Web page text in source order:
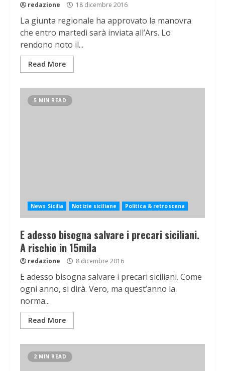
redazione 18 dicembre 2016
La giunta regionale ha approvato la manovra
che entro martedì sarà inviata all’Ars. Lo
rendono noto il...
Read More
5 MIN READ
News Sicilia Notizie siciliane Politica & retroscena
E adesso bisogna salvare i precari siciliani.
A rischio in 15mila
redazione 8 dicembre 2016
E adesso bisogna salvare i precari siciliani. Come
ogni anno, si dirà. Vero, ma quest’anno la
norma...
Read More
2 MIN READ